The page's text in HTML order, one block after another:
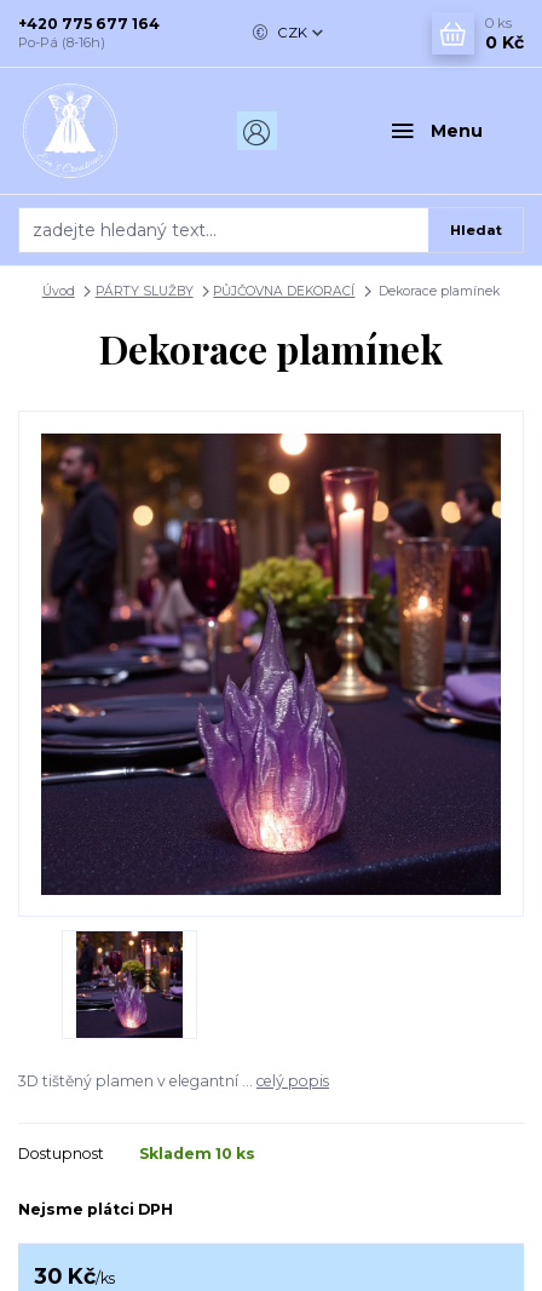
Menu
CZK
Hledat
+420 775 677 164
Po-Pá (8-16h)
0 ks
0 Kč
Úvod PÁRTY SLUŽBY PŮJČOVNA DEKORACÍ Dekorace plamínek
Dekorace plamínek
3D tištěný plamen v elegantní ... celý popis
Dostupnost Skladem 10 ks
Nejsme plátci DPH
30 Kč/ks